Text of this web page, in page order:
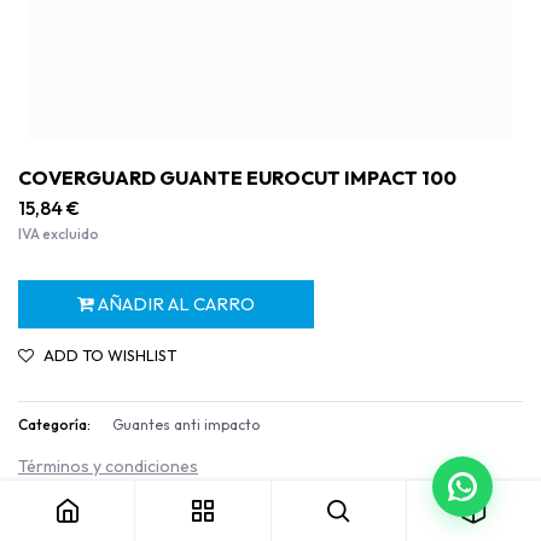
COVERGUARD GUANTE EUROCUT IMPACT 100
15,84€
IVA excluido
AÑADIR AL CARRO
ADD TO WISHLIST
Categoría: Guantes anti impacto
Términos y condiciones
Envío: 2-3 días laborables